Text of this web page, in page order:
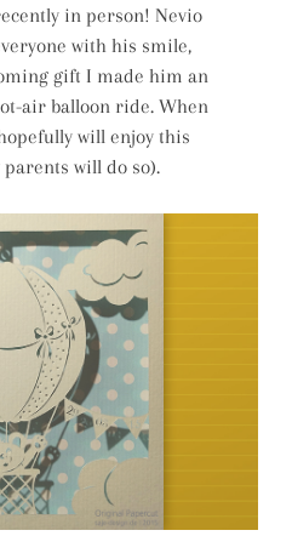
in person! Nevio
with his smile,
gift I made him an
air balloon ride. When
will enjoy this
will do so).